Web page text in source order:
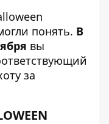
понять. В
вы
за